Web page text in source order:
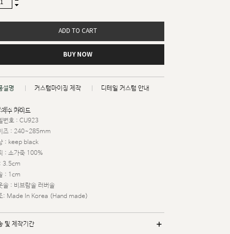
ADD TO CART
BUY NOW
설명 커스텀마이징 제작 디테일 커스텀 안내
치수 가이드
트 : 032
번호 : CU923
즈 : 240~285mm
: keep black
: 소가죽 100%
3.5cm
: 1cm
솔 : 비브람솔 러버솔
: Made In Korea (Hand made)
및 제작기간